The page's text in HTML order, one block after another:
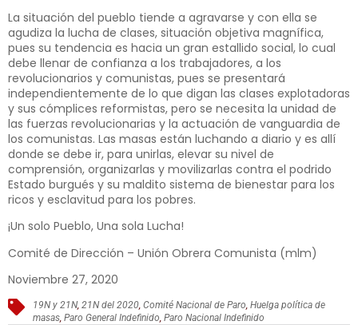
La situación del pueblo tiende a agravarse y con ella se
agudiza la lucha de clases, situación objetiva magnífica,
pues su tendencia es hacia un gran estallido social, lo cual
debe llenar de confianza a los trabajadores, a los
revolucionarios y comunistas, pues se presentará
independientemente de lo que digan las clases explotadoras
y sus cómplices reformistas, pero se necesita la unidad de
las fuerzas revolucionarias y la actuación de vanguardia de
los comunistas. Las masas están luchando a diario y es allí
donde se debe ir, para unirlas, elevar su nivel de
comprensión, organizarlas y movilizarlas contra el podrido
Estado burgués y su maldito sistema de bienestar para los
ricos y esclavitud para los pobres.
¡Un solo Pueblo, Una sola Lucha!
Comité de Dirección – Unión Obrera Comunista (mlm)
Noviembre 27, 2020
19N y 21N,21N del 2020,Comité Nacional de Paro,Huelga política de
masas,Paro General Indefinido,Paro Nacional Indefinido